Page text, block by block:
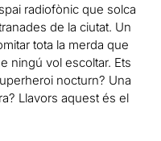
radiofònic que solca
de la ciutat. Un
tota la merda que
ningú vol escoltar. Ets
nocturn? Una
Llavors aquest és el